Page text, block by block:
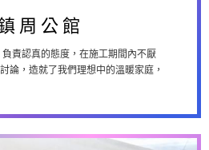
周公館
責認真的態度，在施工期間內不厭
論，造就了我們理想中的溫暖家庭，